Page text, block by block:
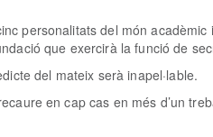
personalitats del món acadèmic
que exercirà la funció de
del mateix serà inapel·lable.
en cap cas en més d’un